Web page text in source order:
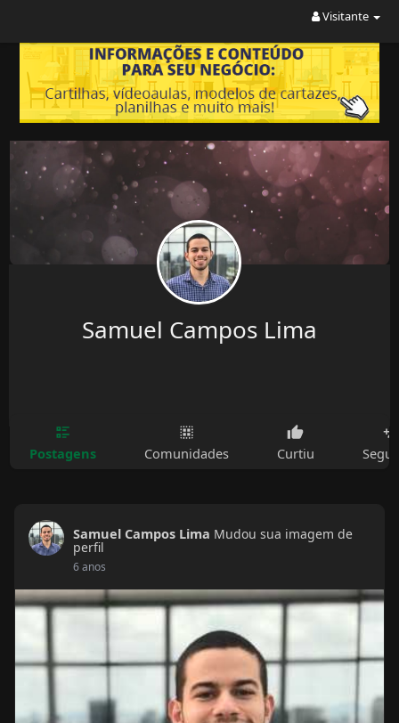
Visitante
Samuel Campos Lima
Postagens Comunidades Curtiu
Samuel Campos Lima Mudou sua imagem de
perfil
6 anos